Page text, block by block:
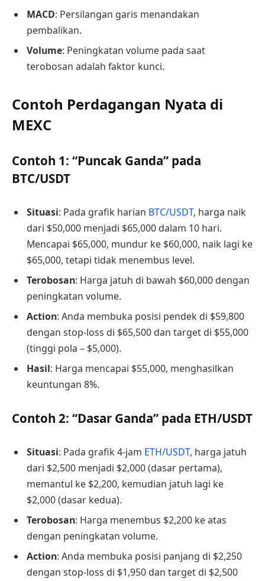
MACD: Persilangan garis menandakan
pembalikan.
Volume: Peningkatan volume pada saat
terobosan adalah faktor kunci.
Contoh Perdagangan Nyata di
MEXC
Contoh 1: “Puncak Ganda” pada
BTC/USDT
Situasi: Pada grafik harian BTC/USDT, harga naik
dari $50,000 menjadi $65,000 dalam 10 hari.
Mencapai $65,000, mundur ke $60,000, naik lagi ke
$65,000, tetapi tidak menembus level.
Terobosan: Harga jatuh di bawah $60,000 dengan
peningkatan volume.
Action: Anda membuka posisi pendek di $59,800
dengan stop-loss di $65,500 dan target di $55,000
(tinggi pola – $5,000).
Hasil: Harga mencapai $55,000, menghasilkan
keuntungan 8%.
Contoh 2: “Dasar Ganda” pada ETH/USDT
Situasi: Pada grafik 4-jam ETH/USDT, harga jatuh
dari $2,500 menjadi $2,000 (dasar pertama),
memantul ke $2,200, kemudian jatuh lagi ke
$2,000 (dasar kedua).
Terobosan: Harga menembus $2,200 ke atas
dengan peningkatan volume.
Action: Anda membuka posisi panjang di $2,250
dengan stop-loss di $1,950 dan target di $2,500